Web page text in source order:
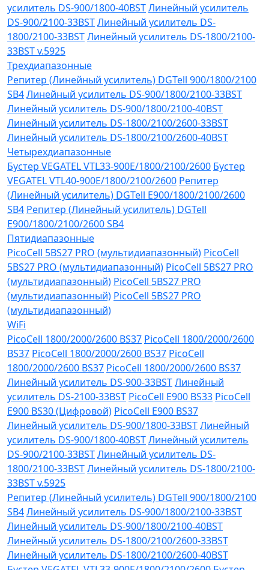
усилитель DS-900/1800-40BSTЛинейный усилитель
DS-900/2100-33BSTЛинейный усилитель DS-
1800/2100-33BSTЛинейный усилитель DS-1800/2100-
33BST v.5925
Трехдиапазонные
Репитер (Линейный усилитель) DGTell 900/1800/2100
SB4Линейный усилитель DS-900/1800/2100-33BST
Линейный усилитель DS-900/1800/2100-40BST
Линейный усилитель DS-1800/2100/2600-33BST
Линейный усилитель DS-1800/2100/2600-40BST
Четырехдиапазонные
Бустер VEGATEL VTL33-900E/1800/2100/2600 Бустер
VEGATEL VTL40-900E/1800/2100/2600 Репитер
(Линейный усилитель) DGTell Е900/1800/2100/2600
SB4 Репитер (Линейный усилитель) DGTell
Е900/1800/2100/2600 SB4
Пятидиапазонные
PicoCell 5BS27 PRO (мультидиапазонный) PicoCell
5BS27 PRO (мультидиапазонный) PicoCell 5BS27 PRO
(мультидиапазонный) PicoCell 5BS27 PRO
(мультидиапазонный) PicoCell 5BS27 PRO
(мультидиапазонный)
WiFi
PicoCell 1800/2000/2600 BS37 PicoCell 1800/2000/2600
BS37 PicoCell 1800/2000/2600 BS37 PicoCell
1800/2000/2600 BS37 PicoCell 1800/2000/2600 BS37
Линейный усилитель DS-900-33BSTЛинейный
усилитель DS-2100-33BST PicoCell E900 BS33 PicoCell
E900 BS30 (Цифровой) PicoCell E900 BS37
Линейный усилитель DS-900/1800-33BSTЛинейный
усилитель DS-900/1800-40BSTЛинейный усилитель
DS-900/2100-33BSTЛинейный усилитель DS-
1800/2100-33BSTЛинейный усилитель DS-1800/2100-
33BST v.5925
Репитер (Линейный усилитель) DGTell 900/1800/2100
SB4Линейный усилитель DS-900/1800/2100-33BST
Линейный усилитель DS-900/1800/2100-40BST
Линейный усилитель DS-1800/2100/2600-33BST
Линейный усилитель DS-1800/2100/2600-40BST